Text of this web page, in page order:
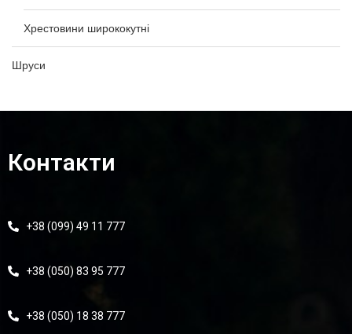
Хрестовини ширококутні
Шруси
Контакти
+38 (099) 49 11 777
+38 (050) 83 95 777
+38 (050) 18 38 777